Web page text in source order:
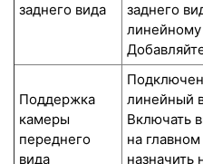
заднего вида
заднего
Поддержка
камеры
переднего
вида
линейный
Включать
на
назначить